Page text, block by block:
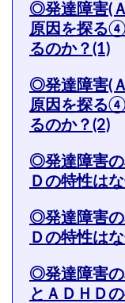
◎発達障害(
原因を探る
るのか？(1)
◎発達障害(
原因を探る
るのか？(2)
◎発達障害
Ｄの特性は
◎発達障害
Ｄの特性は
◎発達障害
とＡＤＨＤ